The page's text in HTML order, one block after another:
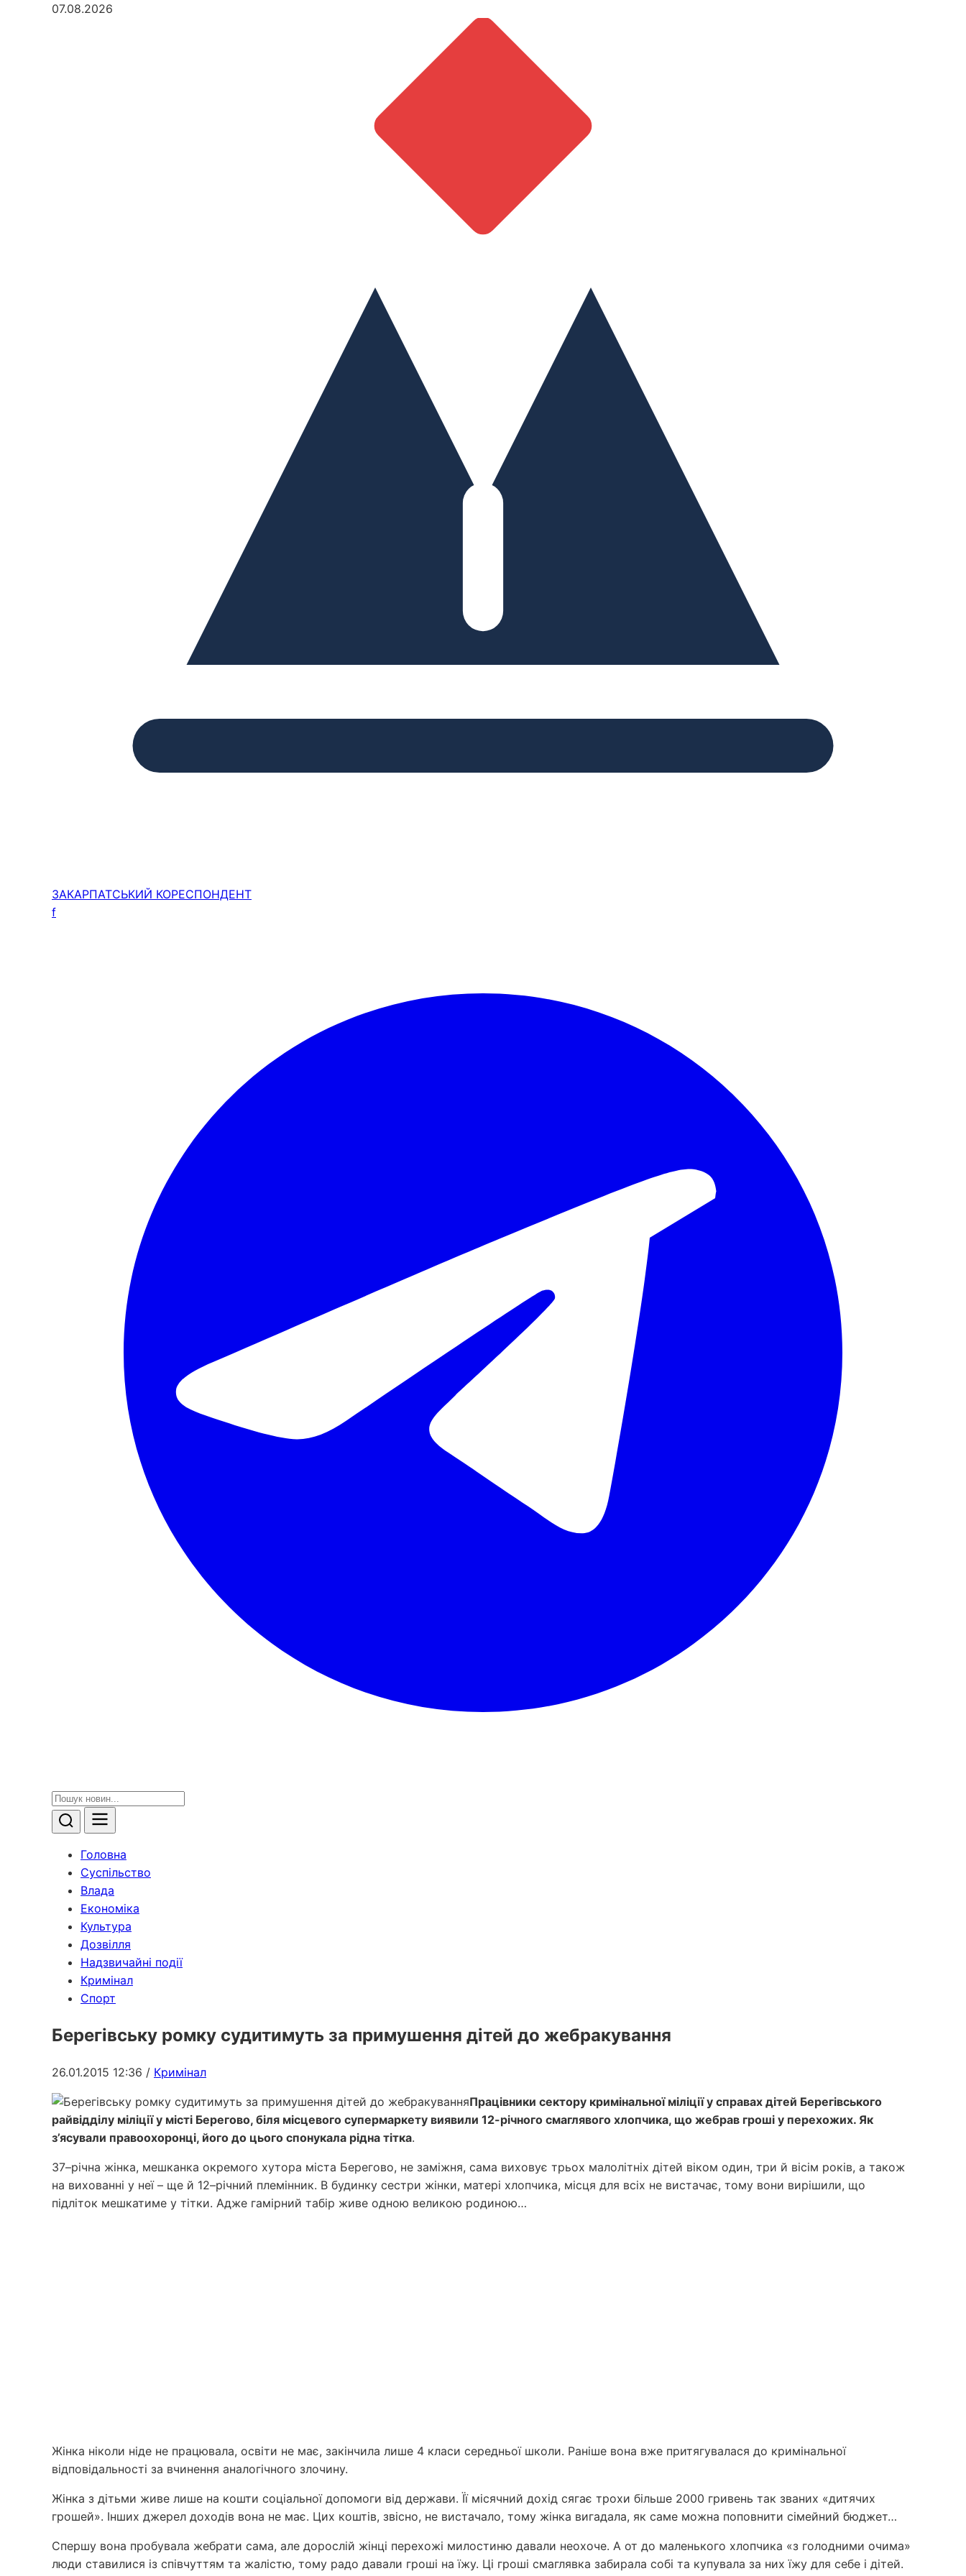
07.08.2026
ЗАКАРПАТСЬКИЙ КОРЕСПОНДЕНТ
f
Головна
Суспільство
Влада
Економіка
Культура
Дозвілля
Надзвичайні події
Кримінал
Спорт
Берегівську ромку судитимуть за примушення дітей до жебракування
26.01.2015 12:36 / Кримінал
Працівники сектору кримінальної міліції у справах дітей Берегівського
райвідділу міліції у місті Берегово, біля місцевого супермаркету виявили 12-річного смаглявого хлопчика, що жебрав гроші у перехожих. Як
з’ясували правоохоронці, його до цього спонукала рідна тітка.
37–річна жінка, мешканка окремого хутора міста Берегово, не заміжня, сама виховує трьох малолітніх дітей віком один, три й вісім років, а також
на вихованні у неї – ще й 12–річний племінник. В будинку сестри жінки, матері хлопчика, місця для всіх не вистачає, тому вони вирішили, що
підліток мешкатиме у тітки. Адже гамірний табір живе одною великою родиною…
Жінка ніколи ніде не працювала, освіти не має, закінчила лише 4 класи середньої школи. Раніше вона вже притягувалася до кримінальної
відповідальності за вчинення аналогічного злочину.
Жінка з дітьми живе лише на кошти соціальної допомоги від держави. Її місячний дохід сягає трохи більше 2000 гривень так званих «дитячих
грошей». Інших джерел доходів вона не має. Цих коштів, звісно, не вистачало, тому жінка вигадала, як саме можна поповнити сімейний бюджет…
Спершу вона пробувала жебрати сама, але дорослій жінці перехожі милостиню давали неохоче. А от до маленького хлопчика «з голодними очима»
люди ставилися із співчуттям та жалістю, тому радо давали гроші на їжу. Ці гроші смаглявка забирала собі та купувала за них їжу для себе і дітей.